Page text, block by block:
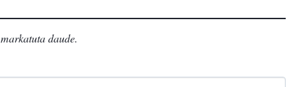
markatuta daude.